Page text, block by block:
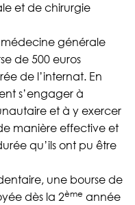
et de chirurgie
générale
de 500 euros
de l’internat. En
s’engager à
et à y exercer
manière effective et
qu’ils ont pu être
une bourse de
dès la 2ème année